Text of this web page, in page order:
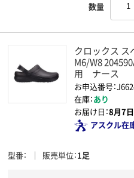
数量
クロックス ス
M6/W8
用 ナース
お申込番号：
在庫：あり
お届け日：8月7日
アスクル在
型番 販売単位 1足